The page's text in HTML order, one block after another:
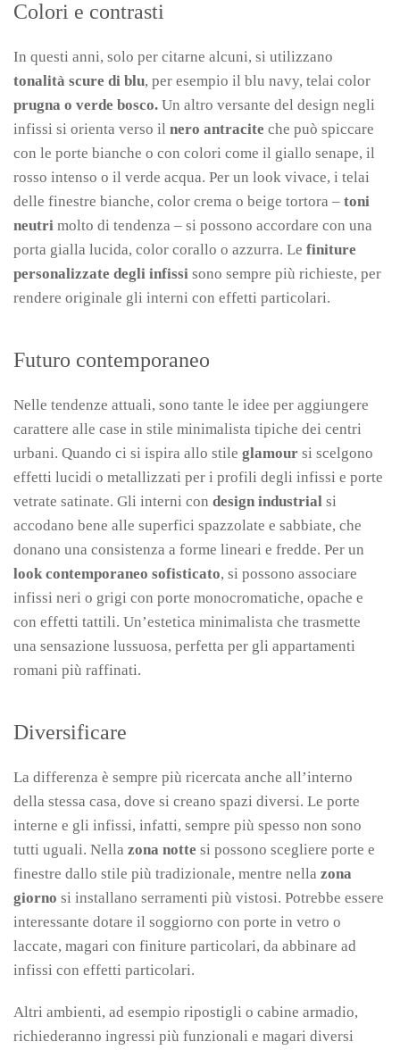
Colori e contrasti
In questi anni, solo per citarne alcuni, si utilizzano
tonalità scure di blu, per esempio il blu navy, telai color
prugna o verde bosco. Un altro versante del design negli
infissi si orienta verso il nero antracite che può spiccare
con le porte bianche o con colori come il giallo senape, il
rosso intenso o il verde acqua. Per un look vivace, i telai
delle finestre bianche, color crema o beige tortora – toni
neutri molto di tendenza – si possono accordare con una
porta gialla lucida, color corallo o azzurra. Le finiture
personalizzate degli infissi sono sempre più richieste, per
rendere originale gli interni con effetti particolari.
Futuro contemporaneo
Nelle tendenze attuali, sono tante le idee per aggiungere
carattere alle case in stile minimalista tipiche dei centri
urbani. Quando ci si ispira allo stile glamour si scelgono
effetti lucidi o metallizzati per i profili degli infissi e porte
vetrate satinate. Gli interni con design industrial si
accodano bene alle superfici spazzolate e sabbiate, che
donano una consistenza a forme lineari e fredde. Per un
look contemporaneo sofisticato, si possono associare
infissi neri o grigi con porte monocromatiche, opache e
con effetti tattili. Un’estetica minimalista che trasmette
una sensazione lussuosa, perfetta per gli appartamenti
romani più raffinati.
Diversificare
La differenza è sempre più ricercata anche all’interno
della stessa casa, dove si creano spazi diversi. Le porte
interne e gli infissi, infatti, sempre più spesso non sono
tutti uguali. Nella zona notte si possono scegliere porte e
finestre dallo stile più tradizionale, mentre nella zona
giorno si installano serramenti più vistosi. Potrebbe essere
interessante dotare il soggiorno con porte in vetro o
laccate, magari con finiture particolari, da abbinare ad
infissi con effetti particolari.
Altri ambienti, ad esempio ripostigli o cabine armadio,
richiederanno ingressi più funzionali e magari diversi